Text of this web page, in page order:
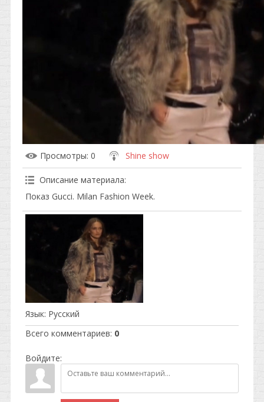
Просмотры: 0 Shine show
Описание материала:
Показ Gucci. Milan Fashion Week.
Язык: Русский
Всего комментариев: 0
Войдите: